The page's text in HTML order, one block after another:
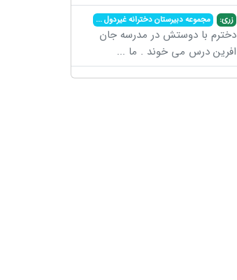
زری: مجموعه دبیرستان دخترانه غیردول...
دخترم با دوستش در مدرسه جان
افرین درس می خوند . ما ...